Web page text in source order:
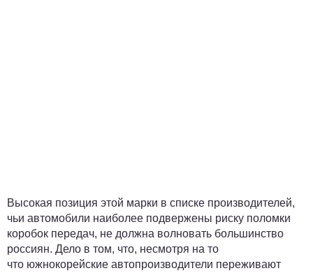
Высокая позиция этой марки в списке производителей,
чьи автомобили наиболее подвержены риску поломки
коробок передач, не должна волновать большинство
россиян. Дело в том, что, несмотря на то
что южнокорейские автопроизводители переживают